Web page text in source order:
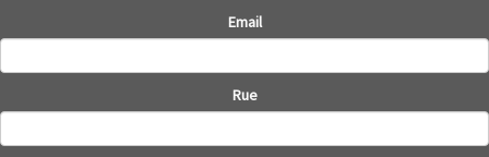
Email
Rue